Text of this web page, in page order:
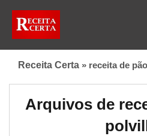
Receita Certa » receita de
Arquivos de